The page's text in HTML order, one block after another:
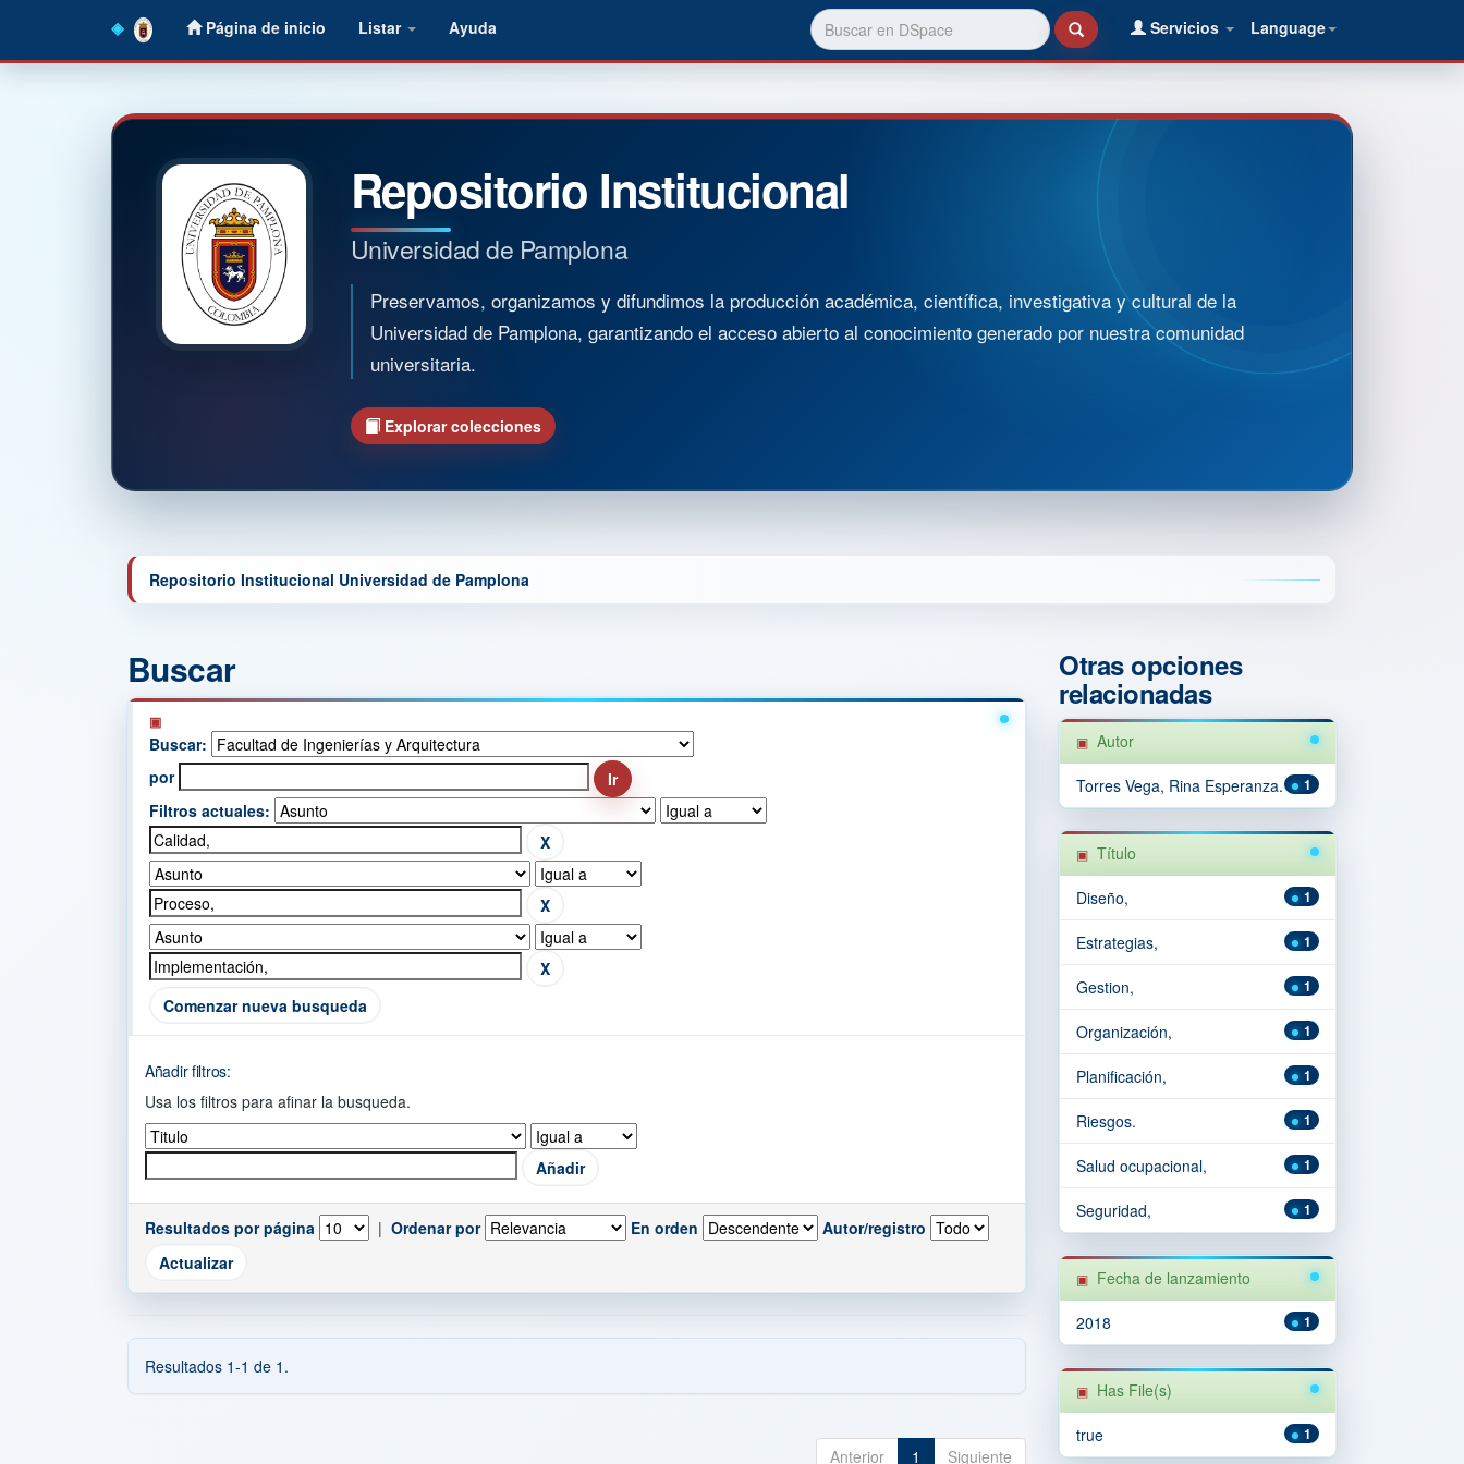
Página de inicio Listar Ayuda Language
Servicios
Repositorio Institucional
Universidad de Pamplona
Preservamos, organizamos y difundimos la producción académica, científica, investigativa y cultural de la
Universidad de Pamplona, garantizando el acceso abierto al conocimiento generado por nuestra comunidad
universitaria.
Explorar colecciones
Repositorio Institucional Universidad de Pamplona
Buscar
Buscar:
por
Filtros actuales:
Comenzar nueva busqueda
Añadir filtros:
Usa los filtros para afinar la busqueda.
Resultados por página | Ordenar por En orden Autor/registro
Resultados 1-1 de 1.
Anterior 1 Siguiente
Otras opciones
relacionadas
Autor
1
Torres Vega, Rina Esperanza.
Título
1
Diseño,
1
Estrategias,
1
Gestion,
1
Organización,
1
Planificación,
1
Riesgos.
1
Salud ocupacional,
1
Seguridad,
Fecha de lanzamiento
1
2018
Has File(s)
1
true